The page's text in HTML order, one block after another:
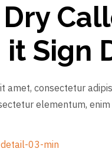
Dry
it Sign
amet, consectetur
elementum, enim